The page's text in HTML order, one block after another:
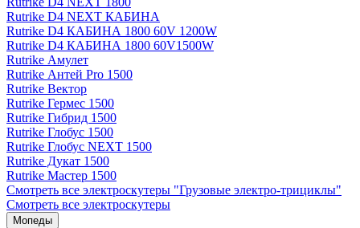
Rutrike D4 NEXT КАБИНА
Rutrike D4 КАБИНА 1800 60V 1200W
Rutrike D4 КАБИНА 1800 60V1500W
Rutrike Амулет
Rutrike Антей Pro 1500
Rutrike Вектор
Rutrike Гермес 1500
Rutrike Гибрид 1500
Rutrike Глобус 1500
Rutrike Глобус NEXT 1500
Rutrike Дукат 1500
Rutrike Мастер 1500
Смотреть все электро­скутеры "Грузовые электро‑трициклы"
Смотреть все электро­скутеры
Мопеды